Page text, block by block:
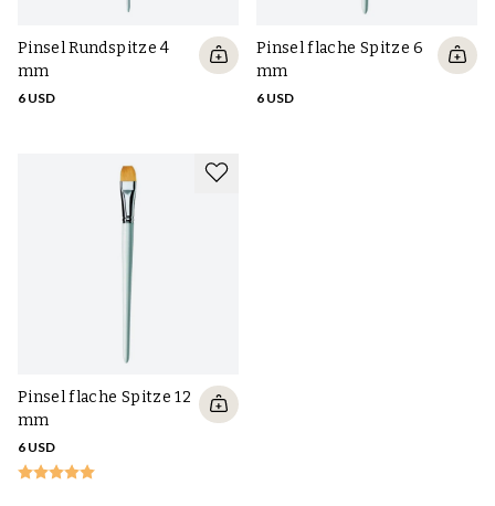
Pinsel Rundspitze 4
mm
6 USD
Pinsel flache Spitze 6
mm
6 USD
Pinsel flache Spitze 12
mm
6 USD